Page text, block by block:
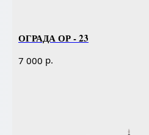
ОГРАДА ОР - 23
7 000 р.